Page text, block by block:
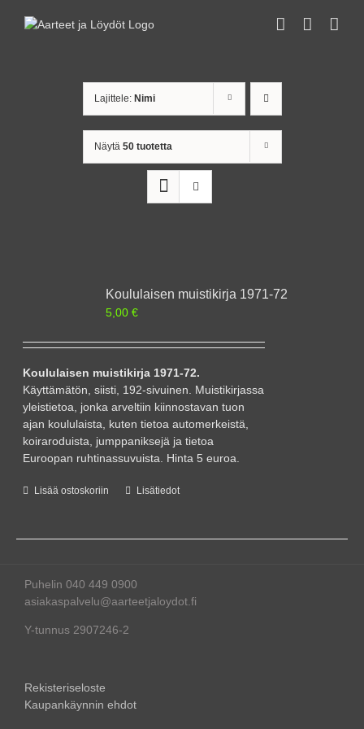
Lajittele: Nimi
Näytä 50 tuotetta
Koululaisen muistikirja 1971-72
5,00€
Koululaisen muistikirja 1971-72.
Käyttämätön, siisti, 192-sivuinen. Muistikirjassa
yleistietoa, jonka arveltiin kiinnostavan tuon
ajan koululaista, kuten tietoa automerkeistä,
koiraroduista, jumppaniksejä ja tietoa
Euroopan ruhtinassuvuista. Hinta 5 euroa.
Lisää ostoskoriin Lisätiedot
Puhelin 040 449 0900
asiakaspalvelu@aarteetjaloydot.fi
Y-tunnus 2907246-2
Rekisteriseloste
Kaupankäynnin ehdot